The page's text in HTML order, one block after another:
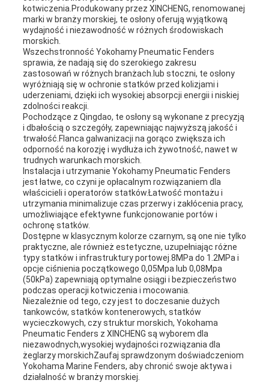
kotwiczenia.Produkowany przez XINCHENG, renomowanej
marki w branży morskiej, te osłony oferują wyjątkową
wydajność i niezawodność w różnych środowiskach
morskich.
Wszechstronność Yokohamy Pneumatic Fenders
sprawia, że nadają się do szerokiego zakresu
zastosowań w różnych branżach.lub stoczni, te osłony
wyróżniają się w ochronie statków przed kolizjami i
uderzeniami, dzięki ich wysokiej absorpcji energii i niskiej
zdolności reakcji.
Pochodzące z Qingdao, te osłony są wykonane z precyzją
i dbałością o szczegóły, zapewniając najwyższą jakość i
trwałość.Flanca galwanizacji na gorąco zwiększa ich
odporność na korozję i wydłuża ich żywotność, nawet w
trudnych warunkach morskich.
Instalacja i utrzymanie Yokohamy Pneumatic Fenders
jest łatwe, co czyni je opłacalnym rozwiązaniem dla
właścicieli i operatorów statków.Łatwość montażu i
utrzymania minimalizuje czas przerwy i zakłócenia pracy,
umożliwiające efektywne funkcjonowanie portów i
ochronę statków.
Dostępne w klasycznym kolorze czarnym, są one nie tylko
praktyczne, ale również estetyczne, uzupełniając różne
typy statków i infrastruktury portowej.8MPa do 1.2MPa i
opcje ciśnienia początkowego 0,05Mpa lub 0,08Mpa
(50kPa) zapewniają optymalne osiągi i bezpieczeństwo
podczas operacji kotwiczenia i mocowania.
Niezależnie od tego, czy jest to doczesanie dużych
tankowców, statków kontenerowych, statków
wycieczkowych, czy struktur morskich, Yokohama
Pneumatic Fenders z XINCHENG są wyborem dla
niezawodnych,wysokiej wydajności rozwiązania dla
żeglarzy morskichZaufaj sprawdzonym doświadczeniom
Yokohama Marine Fenders, aby chronić swoje aktywa i
działalność w branży morskiej.